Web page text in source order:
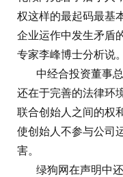
权这样的最起码最基
企业运作中发生矛盾
专家李峰博士分析说。
中经合投资董事总
还在于完善的法律环
联合创始人之间的权
使创始人不参与公司
害。
绿狗网在声明中还